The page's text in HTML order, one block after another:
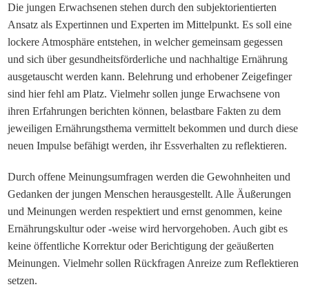
Die jungen Erwachsenen stehen durch den subjektorientierten
Ansatz als Expertinnen und Experten im Mittelpunkt. Es soll eine
lockere Atmosphäre entstehen, in welcher gemeinsam gegessen
und sich über gesundheitsförderliche und nachhaltige Ernährung
ausgetauscht werden kann. Belehrung und erhobener Zeigefinger
sind hier fehl am Platz. Vielmehr sollen junge Erwachsene von
ihren Erfahrungen berichten können, belastbare Fakten zu dem
jeweiligen Ernährungsthema vermittelt bekommen und durch diese
neuen Impulse befähigt werden, ihr Essverhalten zu reflektieren.
Durch offene Meinungsumfragen werden die Gewohnheiten und
Gedanken der jungen Menschen herausgestellt. Alle Äußerungen
und Meinungen werden respektiert und ernst genommen, keine
Ernährungskultur oder -weise wird hervorgehoben. Auch gibt es
keine öffentliche Korrektur oder Berichtigung der geäußerten
Meinungen. Vielmehr sollen Rückfragen Anreize zum Reflektieren
setzen.